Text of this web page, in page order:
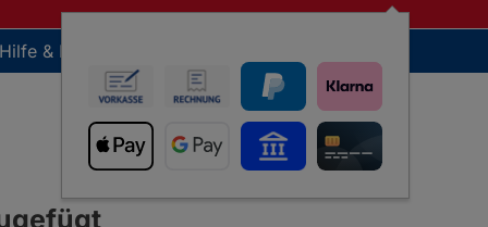
SUCHEN
Weitere Tiere
GladiatorPLUS Heimtier
auf die GladiatorPLUS Milieufütterung
erklärt: Heilpraktiker und Tierärzte geben
für die Fütterung und
Hilfe & Beratung